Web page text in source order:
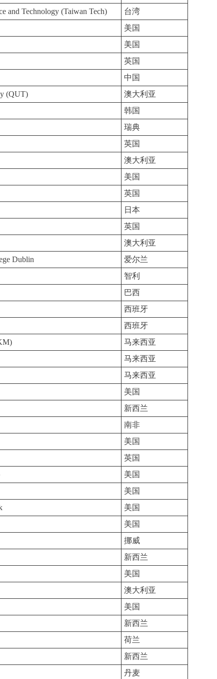
and Technology (Taiwan Tech)
台湾
美国
美国
英国
中国
(QUT)
澳大利亚
韩国
瑞典
英国
澳大利亚
美国
英国
日本
英国
澳大利亚
Dublin
爱尔兰
智利
巴西
西班牙
西班牙
马来西亚
马来西亚
马来西亚
美国
新西兰
南非
美国
英国
美国
美国
美国
美国
挪威
新西兰
美国
澳大利亚
美国
新西兰
荷兰
新西兰
丹麦